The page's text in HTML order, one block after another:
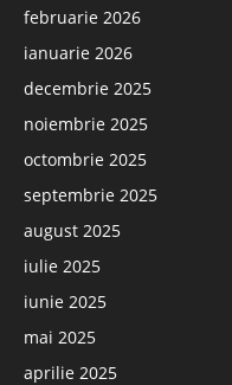
februarie 2026
ianuarie 2026
decembrie 2025
noiembrie 2025
octombrie 2025
septembrie 2025
august 2025
iulie 2025
iunie 2025
mai 2025
aprilie 2025